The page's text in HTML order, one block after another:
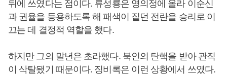
뒤에 쓰였다는 점이다. 류성룡은 영의정에 올라 이순신
과 권율을 등용하도록 해 패색이 짙던 전란을 승리로 이
끄는 데 결정적 역할을 했다.
하지만 그의 말년은 초라했다. 북인의 탄핵을 받아 관직
이 삭탈됐기 때문이다. 징비록은 이런 상황에서 쓰였다.